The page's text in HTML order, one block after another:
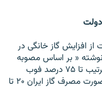
از افزايش گاز خانگى در
« بر اساس مصوبه
مجلس بايد قيمت گاز مشتركان به ترتيب تا ۷۵ درصد فوب
خليج فارس افزايش يابد كه در اين صورت مصرف گاز ايران ۲۰ تا